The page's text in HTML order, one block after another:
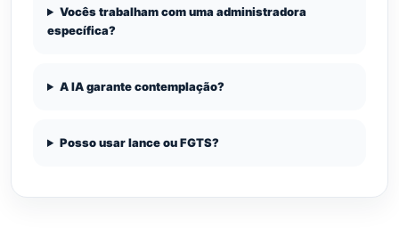
Vocês trabalham com uma administradora
específica?
A IA garante contemplação?
Posso usar lance ou FGTS?